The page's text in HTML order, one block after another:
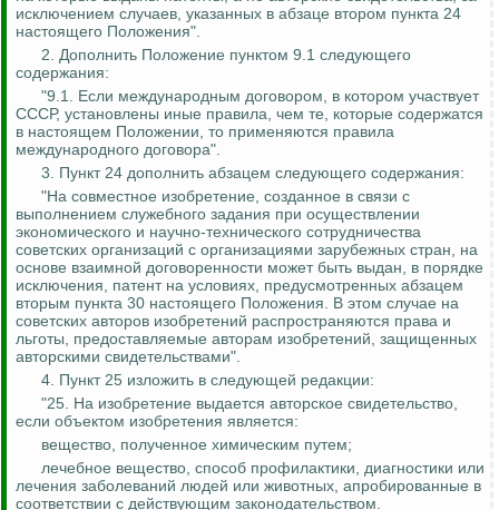
исключением случаев, указанных в абзаце втором пункта 24
настоящего Положения".
2. Дополнить Положение пунктом 9.1 следующего
содержания:
"9.1. Если международным договором, в котором участвует
СССР, установлены иные правила, чем те, которые содержатся
в настоящем Положении, то применяются правила
международного договора".
3. Пункт 24 дополнить абзацем следующего содержания:
"На совместное изобретение, созданное в связи с
выполнением служебного задания при осуществлении
экономического и научно-технического сотрудничества
советских организаций с организациями зарубежных стран, на
основе взаимной договоренности может быть выдан, в порядке
исключения, патент на условиях, предусмотренных абзацем
вторым пункта 30 настоящего Положения. В этом случае на
советских авторов изобретений распространяются права и
льготы, предоставляемые авторам изобретений, защищенных
авторскими свидетельствами".
4. Пункт 25 изложить в следующей редакции:
"25. На изобретение выдается авторское свидетельство,
если объектом изобретения является:
вещество, полученное химическим путем;
лечебное вещество, способ профилактики, диагностики или
лечения заболеваний людей или животных, апробированные в
соответствии с действующим законодательством.